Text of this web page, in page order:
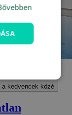
a kedvencek közé